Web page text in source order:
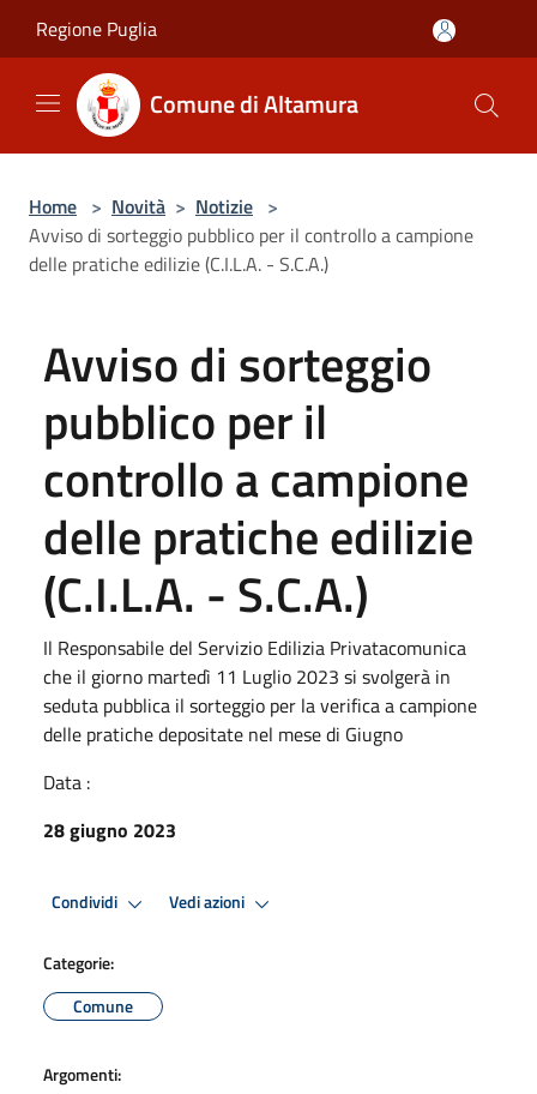
Regione Puglia
Comune di Altamura
Home > Novità > Notizie >
Avviso di sorteggio pubblico per il controllo a campione
delle pratiche edilizie (C.I.L.A. - S.C.A.)
Avviso di sorteggio
pubblico per il
controllo a campione
delle pratiche edilizie
(C.I.L.A. - S.C.A.)
Il Responsabile del Servizio Edilizia Privatacomunica
che il giorno martedì 11 Luglio 2023 si svolgerà in
seduta pubblica il sorteggio per la verifica a campione
delle pratiche depositate nel mese di Giugno
Data :
28 giugno 2023
Condividi Vedi azioni
Categorie:
Comune
Argomenti: